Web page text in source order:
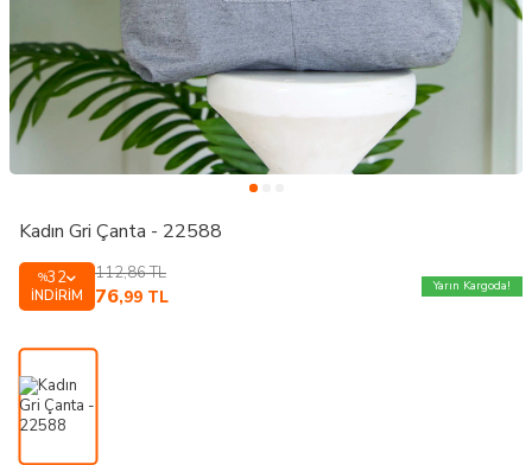
Kadın Gri Çanta - 22588
%32
İNDIRIM
112,86TL
76,99 TL
Yarın Kargoda!